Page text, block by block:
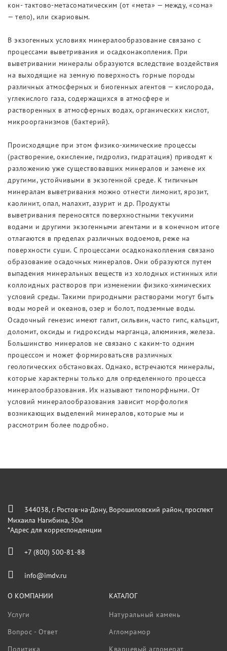
кон- тактово-метасоматическим (от «мета» — между, «сома»
— тело), или скариовым.
В экзогенных условиях минералообразование связано с
процессами выветривания и осадконакопления. При
выветривании минералы образуются вследствие воздействия
на выходящие на земную поверхность горные породы
различных атмосферных и биогенных агентов — кислорода,
углекислого газа, содержащихся в атмосфере и
растворенных в атмосферных водах, органических кислот,
микроорганизмов (бактерий).
Происходящие при этом физико-химические процессы
(растворение, окисление, гидролиз, гидратация) приводят к
разложению уже существовавших минералов и замене их
другими, устойчивыми в экзогенной среде. К типичным
минералам выветривания можно отнести лимонит, ярозит,
каолинит, опал, малахит, азурит и др. Продукты
выветривания переносятся поверхностными текучими
водами и другими экзогенными агентами и в конечном итоге
отлагаются в пределах различных водоемов, реже на
поверхности суши. С процессами осадконакопления связано
образование осадочных минералов. Они образуются путем
выпадения минеральных веществ из холодных истинных или
коллоидных растворов при изменении физико-химических
условий среды. Такими природными растворами могут быть
воды морей и океанов, озер и болот, подземные воды.
Осадочный генезис имеют галит, сильвин, часто гипс, кальцит,
доломит, оксиды и гидроксиды марганца, алюминия, железа.
Большинство минералов не связано с каким-то одним
процессом и может формироватьсяв различных
геологических обстановках. Однако, встречаются минералы,
которые характерны только для определенного процесса
минералообразования. Их называют типоморфными. От
условий минералообразования зависит морфология
возникающих выделений минералов, которые мы и
рассмотрим более подробно.
344038, г. Ростов-на-Дону, Ворошиловский район, проспект
Михаила Нагибина, 30и
*Адрес для корреспонденции
+7 (800) 500-81-88
info@imdv.ru
О КОМПАНИИ
Услуги
Вопрос - Ответ
Политика
КАТАЛОГ
Натуральный камень
Агломрамор
Кварцевый агломерат